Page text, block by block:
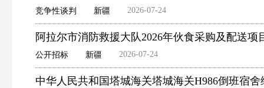
竞争性谈判 新疆 2026-07-24
阿拉尔市消防救援大队2026年伙食采购及配送项
公开招标 新疆 2026-07-24
中华人民共和国塔城海关塔城海关H986倒班宿